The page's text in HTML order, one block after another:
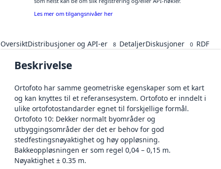
Les mer om tilgangsnivåer her
OversiktDistribusjoner og API-er 8 DetaljerDiskusjoner 0 RDF
Beskrivelse
Ortofoto har samme geometriske egenskaper som et kart
og kan knyttes til et referansesystem. Ortofoto er inndelt i
ulike ortofotostandarder egnet til forskjellige formål.
Ortofoto 10: Dekker normalt byområder og
utbyggingsområder der det er behov for god
stedfestingsnøyaktighet og høy oppløsning.
Bakkeoppløsningen er som regel 0,04 – 0,15 m.
Nøyaktighet ± 0.35 m.